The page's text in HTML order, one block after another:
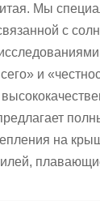
Мы
с
и
на